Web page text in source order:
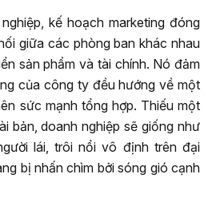
kế hoạch marketing đóng
giữa các phòng ban khác nhau
sản phẩm và tài chính. Nó đảm
của công ty đều hướng về một
sức mạnh tổng hợp. Thiếu một
bản, doanh nghiệp sẽ giống như
lái, trôi nổi vô định trên đại
bị nhấn chìm bởi sóng gió cạnh